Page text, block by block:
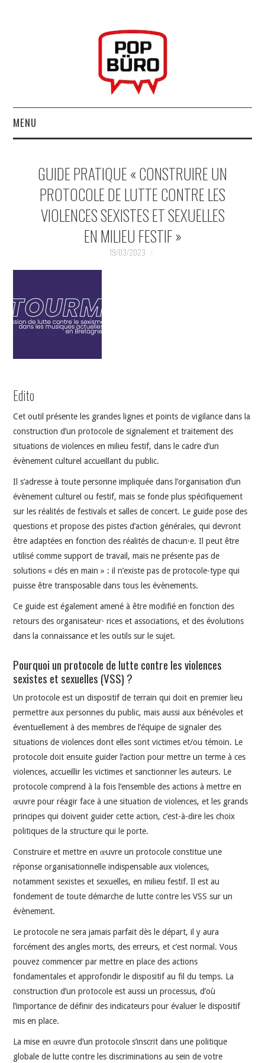
MENU
MUSIQUESACTUELLES.NET
GABBA GABBA HEY !
INDÉPENDANTS
DOKO
GUIDE PRATIQUE « CONSTRUIRE UN
PROTOCOLE DE LUTTE CONTRE LES
VIOLENCES SEXISTES ET SEXUELLES
EN MILIEU FESTIF »
19/03/2023
Edito
Cet outil présente les grandes lignes et points de vigilance dans la
construction d’un protocole de signalement et traitement des
situations de violences en milieu festif, dans le cadre d’un
évènement culturel accueillant du public.
Il s’adresse à toute personne impliquée dans l’organisation d’un
évènement culturel ou festif, mais se fonde plus spécifiquement
sur les réalités de festivals et salles de concert. Le guide pose des
questions et propose des pistes d’action générales, qui devront
être adaptées en fonction des réalités de chacun·e. Il peut être
utilisé comme support de travail, mais ne présente pas de
solutions « clés en main » : il n’existe pas de protocole-type qui
puisse être transposable dans tous les évènements.
Ce guide est également amené à être modifié en fonction des
retours des organisateur· rices et associations, et des évolutions
dans la connaissance et les outils sur le sujet.
Pourquoi un protocole de lutte contre les violences
sexistes et sexuelles (VSS) ?
Un protocole est un dispositif de terrain qui doit en premier lieu
permettre aux personnes du public, mais aussi aux bénévoles et
éventuellement à des membres de l’équipe de signaler des
situations de violences dont elles sont victimes et/ou témoin. Le
protocole doit ensuite guider l’action pour mettre un terme à ces
violences, accueillir les victimes et sanctionner les auteurs. Le
protocole comprend à la fois l’ensemble des actions à mettre en
œuvre pour réagir face à une situation de violences, et les grands
principes qui doivent guider cette action, c’est-à-dire les choix
politiques de la structure qui le porte.
Construire et mettre en œuvre un protocole constitue une
réponse organisationnelle indispensable aux violences,
notamment sexistes et sexuelles, en milieu festif. Il est au
fondement de toute démarche de lutte contre les VSS sur un
évènement.
Le protocole ne sera jamais parfait dès le départ, il y aura
forcément des angles morts, des erreurs, et c’est normal. Vous
pouvez commencer par mettre en place des actions
fondamentales et approfondir le dispositif au fil du temps. La
construction d’un protocole est aussi un processus, d’où
l’importance de définir des indicateurs pour évaluer le dispositif
mis en place.
La mise en œuvre d’un protocole s’inscrit dans une politique
globale de lutte contre les discriminations au sein de votre